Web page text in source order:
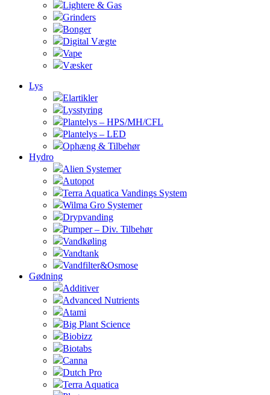
Lightere & Gas
Grinders
Bonger
Digital Vægte
Vape
Væsker
Lys
Elartikler
Lysstyring
Plantelys – HPS/MH/CFL
Plantelys – LED
Ophæng & Tilbehør
Hydro
Alien Systemer
Autopot
Terra Aquatica Vandings System
Wilma Gro Systemer
Drypvanding
Pumper – Div. Tilbehør
Vandkøling
Vandtank
Vandfilter&Osmose
Gødning
Additiver
Advanced Nutrients
Atami
Big Plant Science
Biobizz
Biotabs
Canna
Dutch Pro
Terra Aquatica